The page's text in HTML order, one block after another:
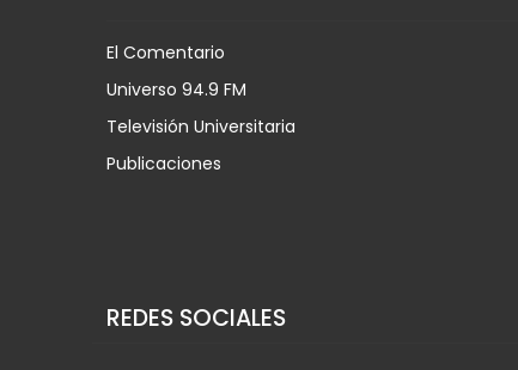
El Comentario
Universo 94.9 FM
Televisión Universitaria
Publicaciones
REDES SOCIALES